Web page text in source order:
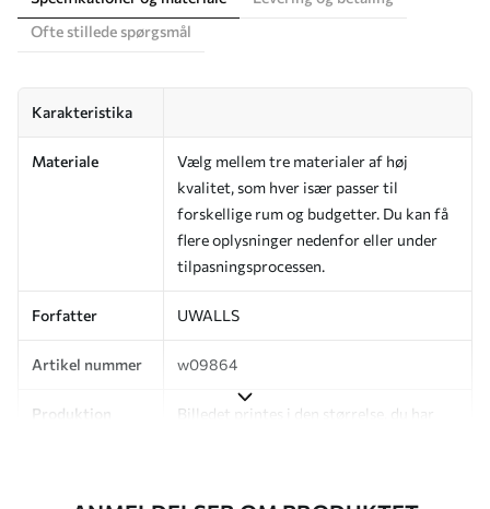
Ofte stillede spørgsmål
Karakteristika
Materiale
Vælg mellem tre materialer af høj
kvalitet, som hver især passer til
forskellige rum og budgetter. Du kan få
flere oplysninger nedenfor eller under
tilpasningsprocessen.
Forfatter UWALLS
Artikel nummer w09864
Produktion
Billedet printes i den størrelse, du har